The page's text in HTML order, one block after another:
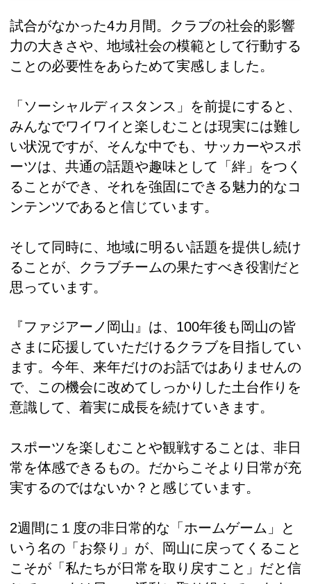
試合がなかった4カ月間。クラブの社会的影響
力の大きさや、地域社会の模範として行動する
ことの必要性をあらためて実感しました。
「ソーシャルディスタンス」を前提にすると、
みんなでワイワイと楽しむことは現実には難し
い状況ですが、そんな中でも、サッカーやスポ
ーツは、共通の話題や趣味として「絆」をつく
ることができ、それを強固にできる魅力的なコ
ンテンツであると信じています。
そして同時に、地域に明るい話題を提供し続け
ることが、クラブチームの果たすべき役割だと
思っています。
『ファジアーノ岡山』は、100年後も岡山の皆
さまに応援していただけるクラブを目指してい
ます。今年、来年だけのお話ではありませんの
で、この機会に改めてしっかりした土台作りを
意識して、着実に成長を続けていきます。
スポーツを楽しむことや観戦することは、非日
常を体感できるもの。だからこそより日常が充
実するのではないか？と感じています。
2週間に１度の非日常的な「ホームゲーム」と
いう名の「お祭り」が、岡山に戻ってくること
こそが「私たちが日常を取り戻すこと」だと信